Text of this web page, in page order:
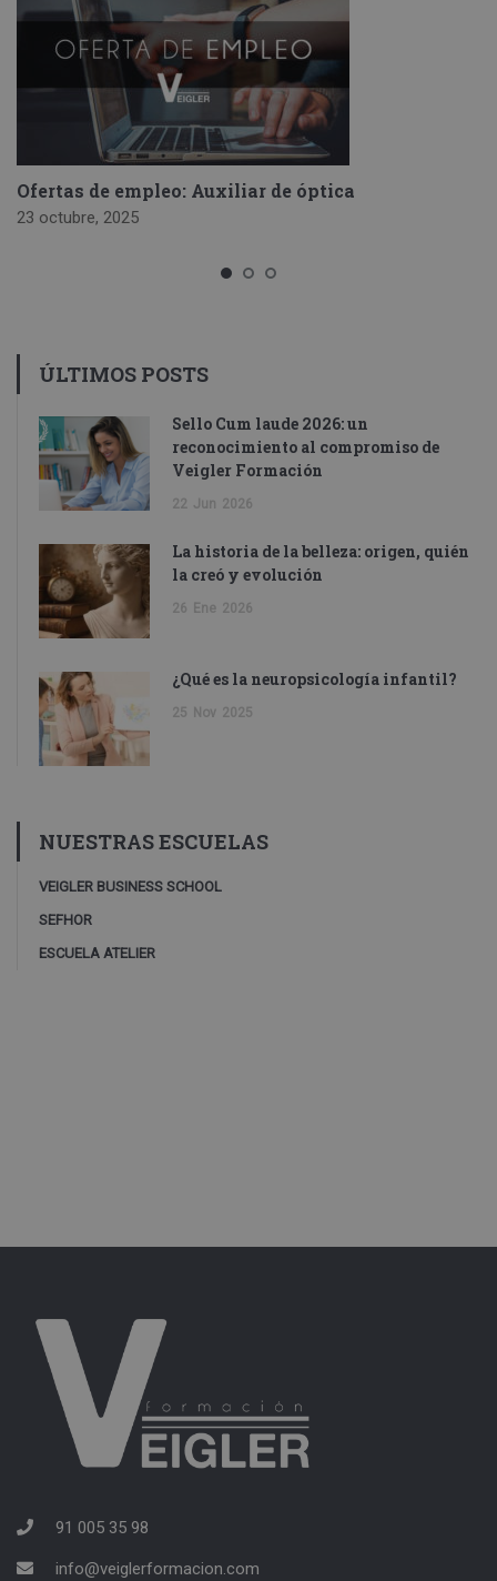
Ofertas de empleo: Auxiliar de óptica
23 octubre, 2025
ÚLTIMOS POSTS
Sello Cum laude 2026: un
reconocimiento al compromiso de
Veigler Formación
22 Jun 2026
La historia de la belleza: origen, quién
la creó y evolución
26 Ene 2026
¿Qué es la neuropsicología infantil?
25 Nov 2025
NUESTRAS ESCUELAS
VEIGLER BUSINESS SCHOOL
SEFHOR
ESCUELA ATELIER
91 005 35 98
info@veiglerformacion.com